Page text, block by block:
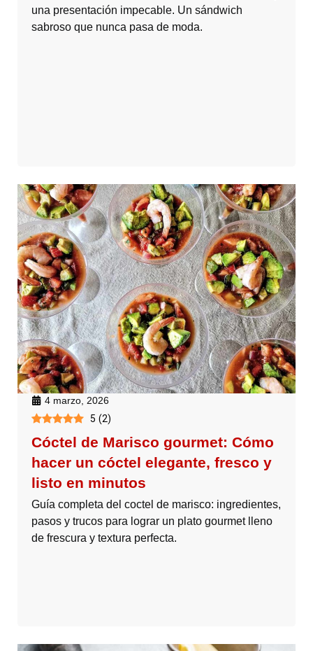
una presentación impecable. Un sándwich
sabroso que nunca pasa de moda.
4 marzo, 2026
5 (2)
Cóctel de Marisco gourmet: Cómo
hacer un cóctel elegante, fresco y
listo en minutos
Guía completa del coctel de marisco: ingredientes,
pasos y trucos para lograr un plato gourmet lleno
de frescura y textura perfecta.